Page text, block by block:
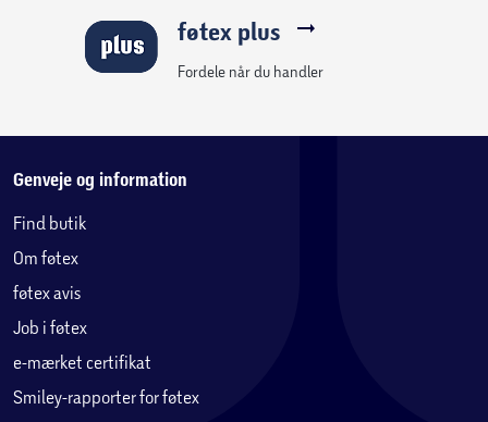
Kombinerer hurtige mikrokontakter med behagelig
Razer HyperSpeed Wireless
Ultralav latenstid med 2,4 GHz-forbindelse sikrer stabil og
hurtig respons – perfekt til konkurrencespil på PlayStation
Pro-niveau tilpasning
Tilpas thumbstick-følsomhed, gem op til 4 indbyggede
føtex plus
Fordele når du handler
Genveje og information
Find butik
Om føtex
føtex avis
Job i føtex
e-mærket certifikat
Smiley-rapporter for føtex